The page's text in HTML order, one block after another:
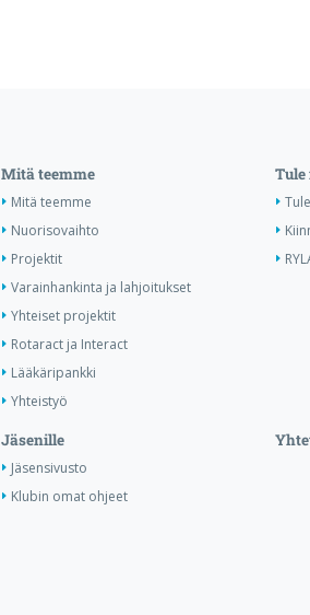
Mitä teemme
Mitä teemme
Nuorisovaihto
Projektit
Varainhankinta ja lahjoitukset
Yhteiset projektit
Rotaract ja Interact
Lääkäripankki
Yhteistyö
Jäsenille
Jäsensivusto
Klubin omat ohjeet